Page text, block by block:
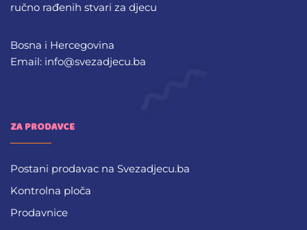
ručno rađenih stvari za djecu
Bosna i Hercegovina
Email: info@svezadjecu.ba
ZA PRODAVCE
Postani prodavac na Svezadjecu.ba
Kontrolna ploča
Prodavnice